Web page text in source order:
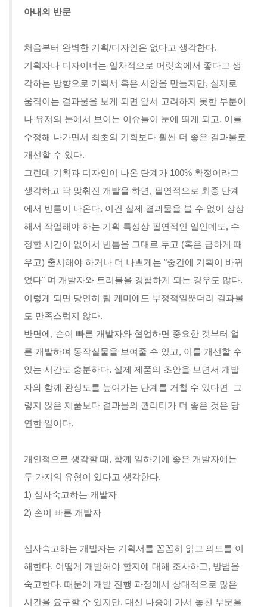
아내의 반문
처음부터 완벽한 기획/디자인은 없다고 생각한다.
기획자나 디자이너는 일차적으로 머릿속에서 좋다고 생
각하는 방향으로 기획서 혹은 시안을 만들지만, 실제로
움직이는 결과물을 보게 되면 앞서 고려하지 못한 부분이
나 유저의 눈에서 보이는 이슈들이 눈에 띄게 되고, 이를
수정해 나가면서 최초의 기획보다 훨씬 더 좋은 결과물로
개선할 수 있다.
그런데 기획과 디자인이 나온 단계가 100% 확정이라고
생각하고 딱 맞춰진 개발을 하면, 필연적으로 최종 단계
에서 빈틈이 나온다. 이건 실제 결과물을 볼 수 없이 상상
해서 작업해야 하는 기획 특성상 필연적인 일인데도, 수
정할 시간이 없어서 빈틈을 그대로 두고 (혹은 급하게 때
우고) 출시해야 하거나 더 나쁘게는 "중간에 기획이 바뀌
었다" 며 개발자와 트러블을 경험하게 되는 경우도 많다.
이렇게 되면 당연히 팀 케미에도 부정적일뿐더러 결과물
도 만족스럽지 않다.
반면에, 손이 빠른 개발자와 협업하면 중요한 것부터 얼
른 개발하여 동작실물을 보여줄 수 있고, 이를 개선할 수
있는 시간도 충분하다. 실제 제품의 초안을 보면서 개발
자와 함께 완성도를 높여가는 단계를 거칠 수 있다면 그
렇지 않은 제품보다 결과물의 퀄리티가 더 좋은 것은 당
연한 일이다.
개인적으로 생각할 때, 함께 일하기에 좋은 개발자에는
두 가지의 유형이 있다고 생각한다.
1) 심사숙고하는 개발자
2) 손이 빠른 개발자
심사숙고하는 개발자는 기획서를 꼼꼼히 읽고 의도를 이
해한다. 어떻게 개발해야 할지에 대해 조사하고, 방법을
숙고한다. 때문에 개발 진행 과정에서 상대적으로 많은
시간을 요구할 수 있지만, 대신 나중에 가서 놓친 부분을